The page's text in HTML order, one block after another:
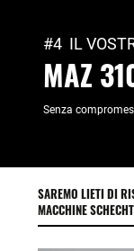
#4 IL
MAZ
Senza
SAREMO LIETI DI
MACCHINE